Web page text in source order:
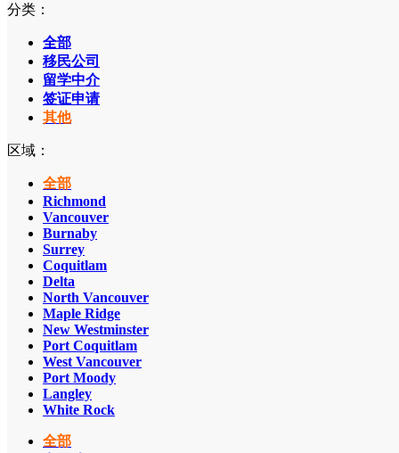
分类：
全部
移民公司
留学中介
签证申请
其他
区域：
全部
Richmond
Vancouver
Burnaby
Surrey
Coquitlam
Delta
North Vancouver
Maple Ridge
New Westminster
Port Coquitlam
West Vancouver
Port Moody
Langley
White Rock
全部